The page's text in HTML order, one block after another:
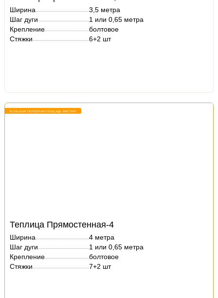
Ширина
3,5 метра
Шаг дуги
1 или 0,65 метра
Крепление
болтовое
Стяжки
6+2 шт
БОЛЬШАЯ ПОЛЕЗНАЯ ПЛОЩАДЬ ВНУТРИ!
Теплица Прямостенная-4
Ширина
4 метра
Шаг дуги
1 или 0,65 метра
Крепление
болтовое
Стяжки
7+2 шт